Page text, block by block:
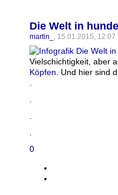
Die Welt in
martin_ , 15.01.2015, 12:07
Vielschichtigkeit, aber
Köpfen.
Und hier sind
0